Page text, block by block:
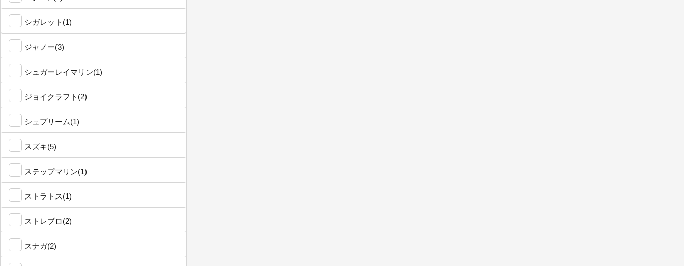
シガレット(1)
ジャノー(3)
シュガーレイマリン(1)
ジョイクラフト(2)
シュプリーム(1)
スズキ(5)
ステップマリン(1)
ストラトス(1)
ストレブロ(2)
スナガ(2)